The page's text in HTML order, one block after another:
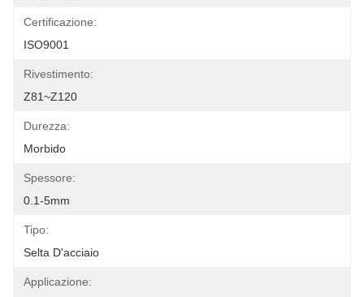
Certificazione:
ISO9001
Rivestimento:
Z81~Z120
Durezza:
Morbido
Spessore:
0.1-5mm
Tipo:
Selta D'acciaio
Applicazione: